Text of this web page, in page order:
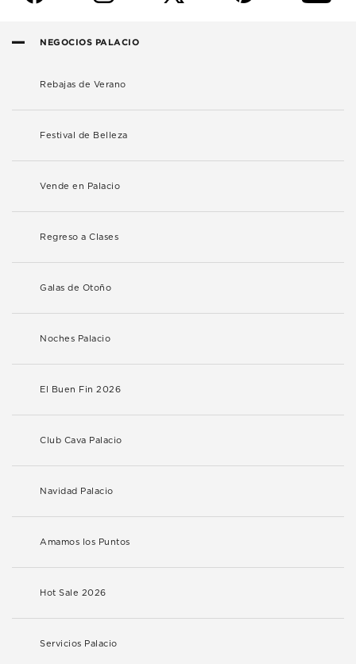
NEGOCIOS PALACIO
Rebajas de Verano
Festival de Belleza
Vende en Palacio
Regreso a Clases
Galas de Otoño
Noches Palacio
El Buen Fin 2026
Club Cava Palacio
Navidad Palacio
Amamos los Puntos
Hot Sale 2026
Servicios Palacio